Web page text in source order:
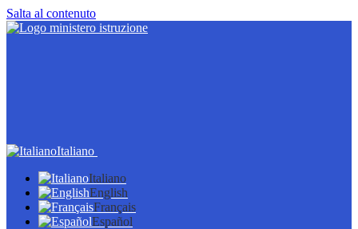
Salta al contenuto
Italiano
Italiano
English
Français
Español